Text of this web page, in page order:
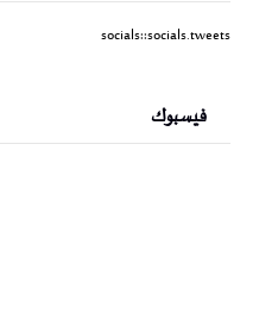
socials::socials.tweets
فيسبوك